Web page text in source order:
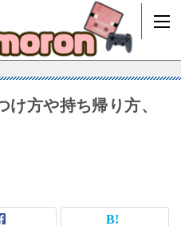
け方や持ち帰り方、